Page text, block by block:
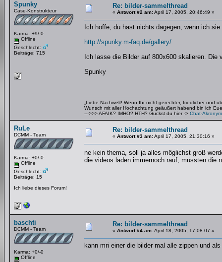
Spunky
Case-Konstrukteur
Karma: +9/-0
Offline
Geschlecht:
Beiträge: 715
Re: bilder-sammelthread
« Antwort #2 am:April 17, 2005, 20:46:49 »
Ich hoffe, du hast nichts dagegen, wenn ich
http://spunky.m-faq.de/gallery/
Ich lasse die Bilder auf 800x600 skalieren.
Spunky
„Liebe Nachwelt! Wenn Ihr nicht gerechter, friedlicher und
Wunsch mit aller Hochachtung geäußert habend bin ich
--->>> AFAIK? IMHO? HTH? Guckst du hier -> Chat-
RuLe
DCMM - Team
Karma: +0/-0
Offline
Geschlecht:
Beiträge: 15
Ich liebe dieses Forum!
Re: bilder-sammelthread
« Antwort #3 am:April 17, 2005, 21:30:16 »
ne kein thema, soll ja alles möglichst groß
die videos laden immernoch rauf, müssten die
baschti
DCMM - Team
Karma: +0/-0
Offline
Re: bilder-sammelthread
« Antwort #4 am:April 18, 2005, 17:08:07 »
kann mri einer die bilder mal alle zippen und